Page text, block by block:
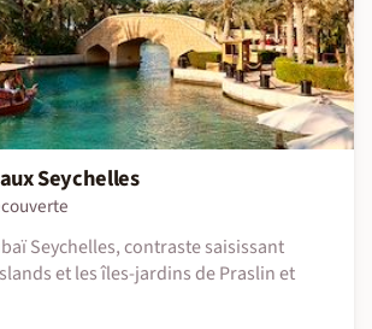
Seychelles
Seychelles, contraste saisissant
et les îles-jardins de Praslin et